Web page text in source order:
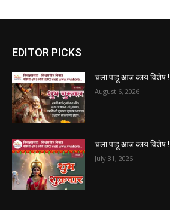
EDITOR PICKS
चला पाहू आज काय विशेष !
August 6, 2026
चला पाहू आज काय विशेष !
July 31, 2026